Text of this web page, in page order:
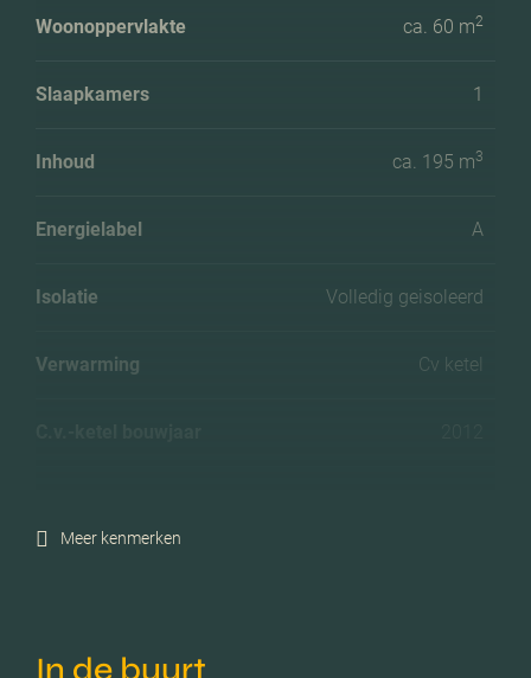
Woonoppervlakte ca. 60 m2
Slaapkamers 1
Inhoud ca. 195 m3
Energielabel A
Isolatie Volledig geisoleerd
Verwarming Cv ketel
Meer kenmerken
In de buurt